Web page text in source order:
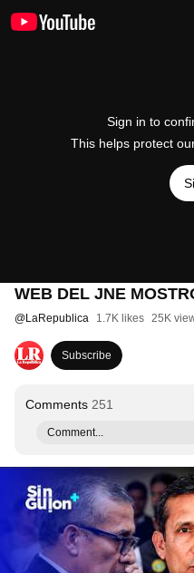
Sign in to
This helps protect
WEB DEL JNE
@LaRepublica 1.7K likes 25K
Subscribe
Comments 251
Comment...